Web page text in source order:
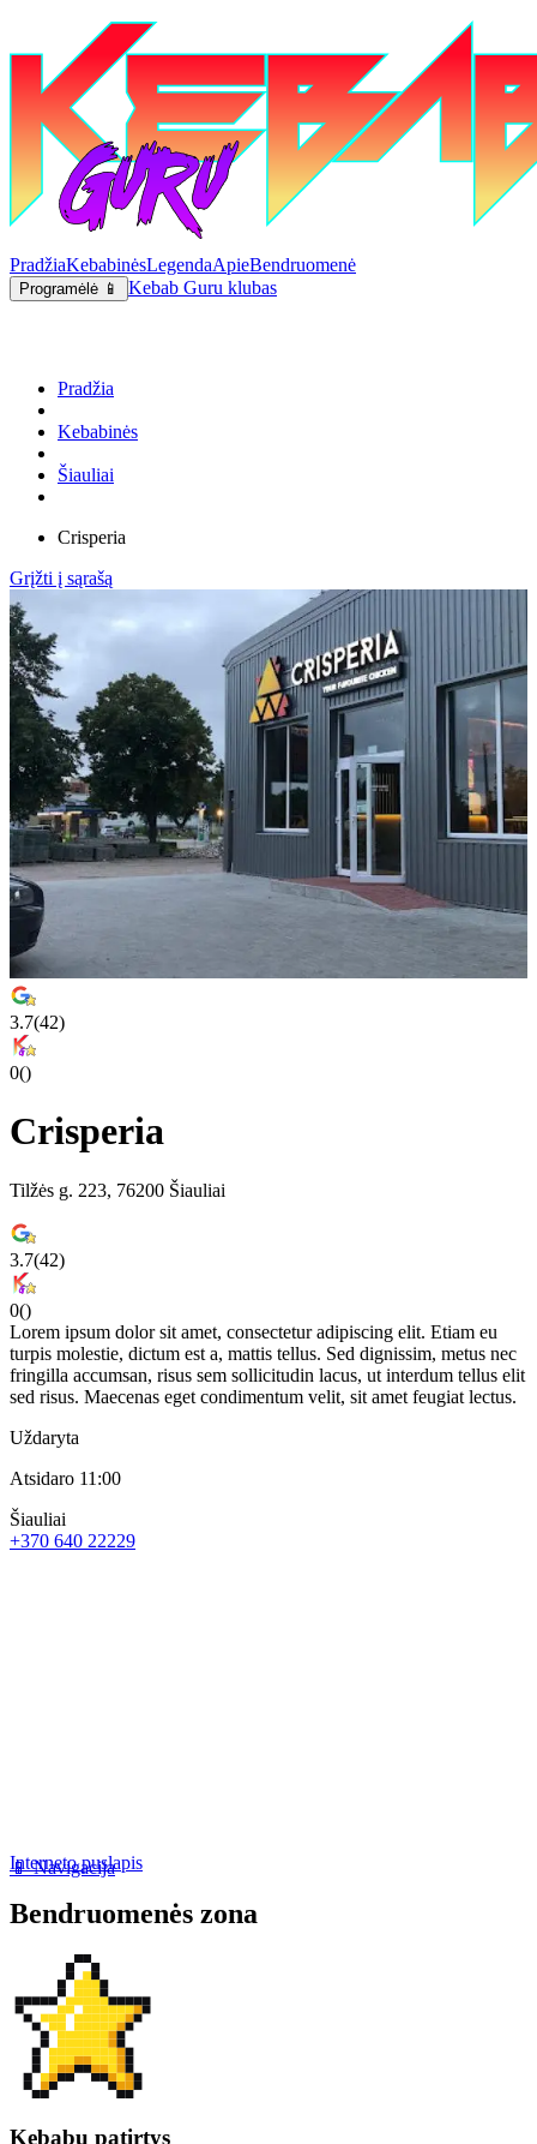
PradžiaKebabinėsLegendaApieBendruomenė
Programėlė 📱 Kebab Guru klubas
Pradžia
Kebabinės
Šiauliai
Crisperia
Grįžti į sąrašą
3.7(42)
0()
Crisperia
Tilžės g. 223, 76200 Šiauliai
3.7(42)
0()
Lorem ipsum dolor sit amet, consectetur adipiscing elit. Etiam eu
turpis molestie, dictum est a, mattis tellus. Sed dignissim, metus nec
fringilla accumsan, risus sem sollicitudin lacus, ut interdum tellus elit
sed risus. Maecenas eget condimentum velit, sit amet feugiat lectus.
Uždaryta
Atsidaro 11:00
Šiauliai
+370 640 22229
📱 Navigacija
Interneto puslapis
Bendruomenės zona
Kebabų patirtys